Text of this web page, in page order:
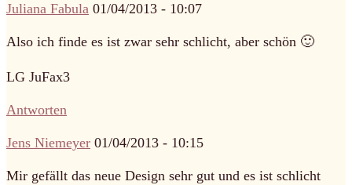
Juliana Fabula 01/04/2013 - 10:07
Also ich finde es ist zwar sehr schlicht, aber schön 🙂
LG JuFax3
Antworten
Jens Niemeyer 01/04/2013 - 10:15
Mir gefällt das neue Design sehr gut und es ist schlicht